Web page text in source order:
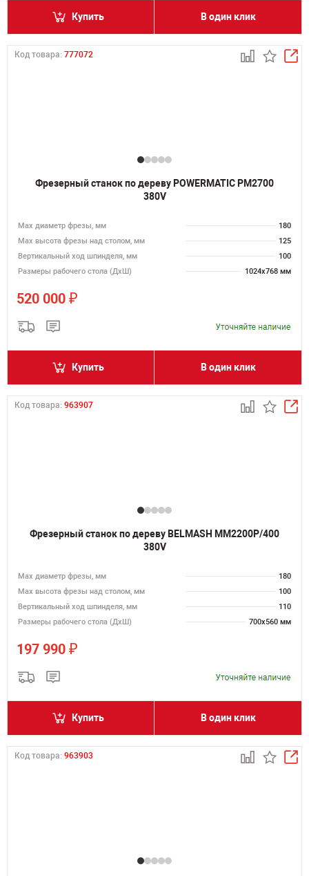
Купить В один клик
Код товара: 777072
Фрезерный станок по дереву POWERMATIC PM2700
380V
Max диаметр фрезы, мм
180
Мах высота фрезы над столом, мм
125
Вертикальный ход шпинделя, мм
100
Размеры рабочего стола (ДхШ)
1024х768 мм
520 000 ₽
Купить В один клик
Код товара: 963907
Фрезерный станок по дереву BELMASH MM2200P/400
380V
Max диаметр фрезы, мм
180
Мах высота фрезы над столом, мм
100
Вертикальный ход шпинделя, мм
110
Размеры рабочего стола (ДхШ)
700х560 мм
197 990 ₽
Купить В один клик
Код товара: 963903